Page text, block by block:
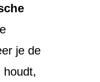
je de
houdt,